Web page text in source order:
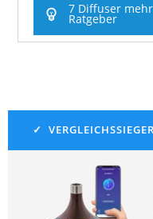
7 Diffuser
Ratgeber